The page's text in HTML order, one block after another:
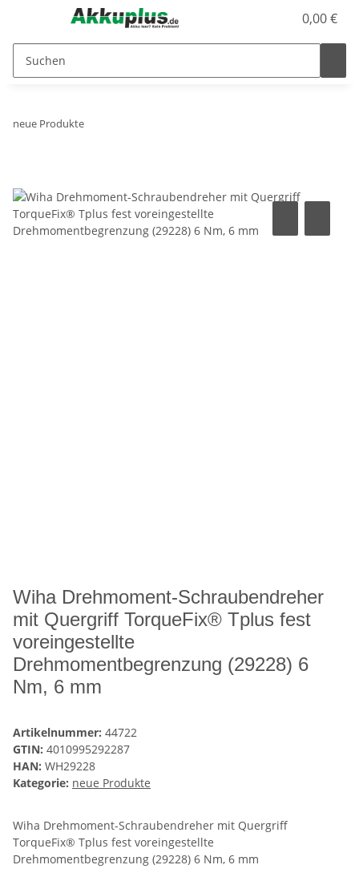
0,00 €
neue Produkte
Wiha Drehmoment-Schraubendreher
mit Quergriff TorqueFix® Tplus fest
voreingestellte
Drehmomentbegrenzung (29228) 6
Nm, 6 mm
Artikelnummer: 44722
GTIN: 4010995292287
HAN: WH29228
Kategorie: neue Produkte
Wiha Drehmoment-Schraubendreher mit Quergriff
TorqueFix® Tplus fest voreingestellte
Drehmomentbegrenzung (29228) 6 Nm, 6 mm